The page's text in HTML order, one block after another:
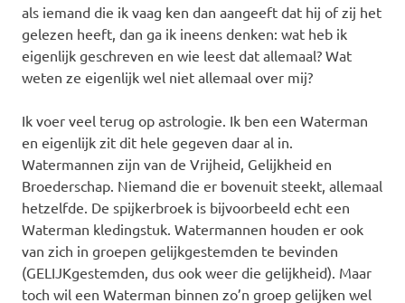
als iemand die ik vaag ken dan aangeeft dat hij of zij het
gelezen heeft, dan ga ik ineens denken: wat heb ik
eigenlijk geschreven en wie leest dat allemaal? Wat
weten ze eigenlijk wel niet allemaal over mij?
Ik voer veel terug op astrologie. Ik ben een Waterman
en eigenlijk zit dit hele gegeven daar al in.
Watermannen zijn van de Vrijheid, Gelijkheid en
Broederschap. Niemand die er bovenuit steekt, allemaal
hetzelfde. De spijkerbroek is bijvoorbeeld echt een
Waterman kledingstuk. Watermannen houden er ook
van zich in groepen gelijkgestemden te bevinden
(GELIJKgestemden, dus ook weer die gelijkheid). Maar
toch wil een Waterman binnen zo’n groep gelijken wel